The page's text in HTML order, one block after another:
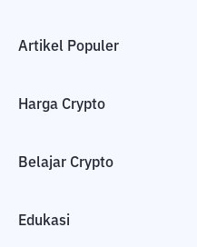
Artikel Populer
Harga Crypto
Belajar Crypto
Edukasi